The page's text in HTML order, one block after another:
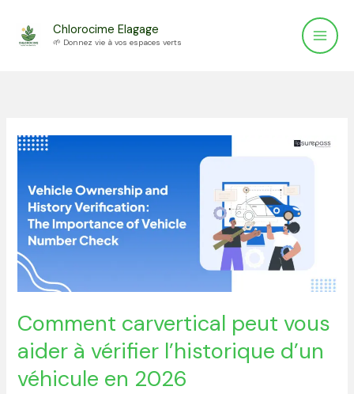
Chlorocime Elagage
🌱 Donnez vie à vos espaces verts
Comment carvertical peut vous
aider à vérifier l’historique d’un
véhicule en 2026
Comment
peut
vous
aider
à
vérifier
l’historique
d’un
en
2026